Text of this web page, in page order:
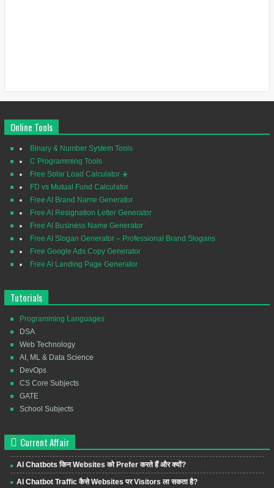
Online Tools
Binary & Number System Tools
C Programming Tools
Free Solar Load Calculator ☀️
FD vs Mutual Fund Calculator
Free AI Brand Name Generator
Free AI Resignation Letter Generator
Free AI Business Name Generator
Free AI Slogan Generator – Professional Brand Slogans
Free Google Ads Copy Generator
Free AI Landing Page Generator
Tutorials
Programming Languages
DSA
Web Technology
AI, ML & Data Science
DevOps
CS Core Subjects
GATE
School Subjects
Current Affair
AI Chatbots किन Websites को Prefer करते हैं और क्यों?
AI Chatbot Traffic कैसे Websites पर Visitors ला सकता है?